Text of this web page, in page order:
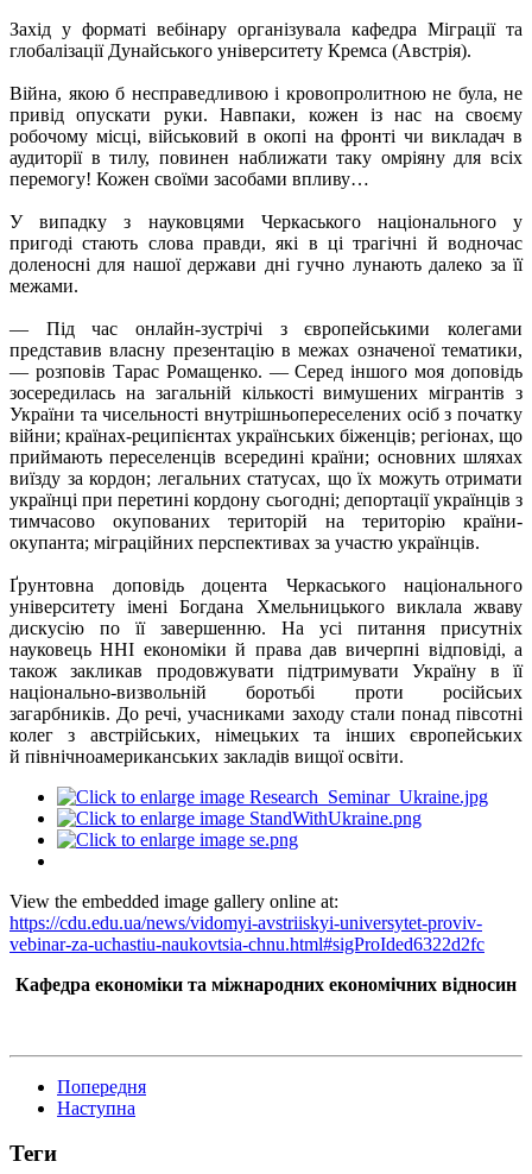
Захід у форматі вебінару організувала кафедра Міграції та
глобалізації Дунайського університету Кремса (Австрія).
Війна, якою б несправедливою і кровопролитною не була, не
привід опускати руки. Навпаки, кожен із нас на своєму
робочому місці, військовий в окопі на фронті чи викладач в
аудиторії в тилу, повинен наближати таку омріяну для всіх
перемогу! Кожен своїми засобами впливу…
У випадку з науковцями Черкаського національного у
пригоді стають слова правди, які в ці трагічні й водночас
доленосні для нашої держави дні гучно лунають далеко за її
межами.
— Під час онлайн-зустрічі з європейськими колегами
представив власну презентацію в межах означеної тематики,
— розповів Тарас Ромащенко. — Серед іншого моя доповідь
зосередилась на загальній кількості вимушених мігрантів з
України та чисельності внутрішньопереселених осіб з початку
війни; країнах-реципієнтах українських біженців; регіонах, що
приймають переселенців всередині країни; основних шляхах
виїзду за кордон; легальних статусах, що їх можуть отримати
українці при перетині кордону сьогодні; депортації українців з
тимчасово окупованих територій на територію країни-
окупанта; міграційних перспективах за участю українців.
Ґрунтовна доповідь доцента Черкаського національного
університету імені Богдана Хмельницького виклала жваву
дискусію по її завершенню. На усі питання присутніх
науковець ННІ економіки й права дав вичерпні відповіді, а
також закликав продовжувати підтримувати Україну в її
національно-визвольній боротьбі проти російсьих
загарбників. До речі, учасниками заходу стали понад півсотні
колег з австрійських, німецьких та інших європейських
й північноамериканських закладів вищої освіти.
View the embedded image gallery online at:
https://cdu.edu.ua/news/vidomyi-avstriiskyi-universytet-proviv-
vebinar-za-uchastiu-naukovtsia-chnu.html#sigProIded6322d2fc
Кафедра економіки та міжнародних економічних відносин
Попередня
Наступна
Теги